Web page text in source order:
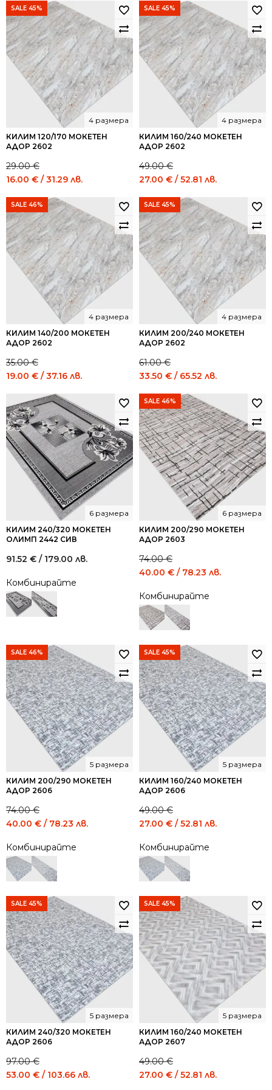
SALE 45%
КИЛИМ 120/170 МОКЕТЕН
АДОР 2602
4 размера
29.00€
Original
was:
29.00 €
/
56.72
лв..
16.00 € / 31.29 лв.
16.00 €
/
31.29
лв..
SALE 45%
КИЛИМ 160/240 МОКЕТЕН
АДОР 2602
4 размера
49.00€
Original
was:
49.00 €
/
95.84
лв..
27.00 € / 52.81 лв.
27.00 €
/
52.81
лв..
SALE 46%
КИЛИМ 140/200 МОКЕТЕН
АДОР 2602
4 размера
35.00€
Original
was:
35.00 €
/
68.45
лв..
19.00 € / 37.16 лв.
19.00 €
/
37.16
лв..
SALE 45%
КИЛИМ 200/240 МОКЕТЕН
АДОР 2602
4 размера
61.00€
Original
was:
61.00 €
/
119.31
лв..
33.50 € / 65.52 лв.
33.50 €
/
65.52
лв..
КИЛИМ 240/320 МОКЕТЕН
ОЛИМП 2442 СИВ
6 размера
91.52 € / 179.00 лв.
Комбинирайте
SALE 46%
КИЛИМ 200/290 МОКЕТЕН
АДОР 2603
6 размера
74.00€
Original
was:
74.00 €
лв..
40.00 € / 78.23 лв.
Комбинирайте
SALE 46%
КИЛИМ 200/290 МОКЕТЕН
АДОР 2606
5 размера
74.00€
Original
was:
74.00 €
/
лв..
40.00 € / 78.23 лв.
Комбинирайте
SALE 45%
КИЛИМ 160/240 МОКЕТЕН
АДОР 2606
5 размера
49.00€
Original
was:
49.00 €
/
лв..
27.00 € / 52.81 лв.
Комбинирайте
SALE 45%
КИЛИМ 240/320 МОКЕТЕН
АДОР 2606
5 размера
97.00€
Original
53.00 € / 103.66 лв.
SALE 45%
КИЛИМ 160/240 МОКЕТЕН
АДОР 2607
5 размера
49.00€
Original
27.00 € / 52.81 лв.